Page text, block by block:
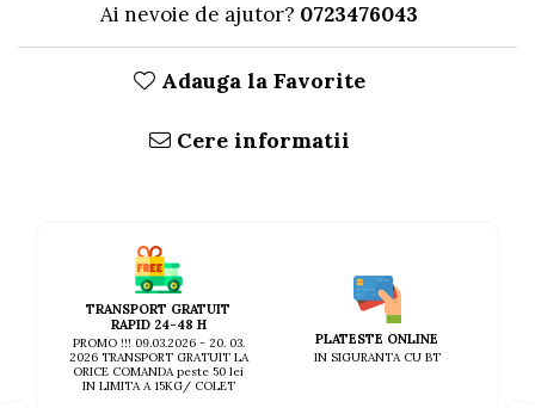
Ai nevoie de ajutor? 0723476043
Adauga la Favorite
Cere informatii
TRANSPORT GRATUIT
RAPID 24-48 H
PROMO !!! 09.03.2026 - 20. 03.
2026 TRANSPORT GRATUIT LA
ORICE COMANDA peste 50 lei
IN LIMITA A 15KG/ COLET
PLATESTE ONLINE
IN SIGURANTA CU BT